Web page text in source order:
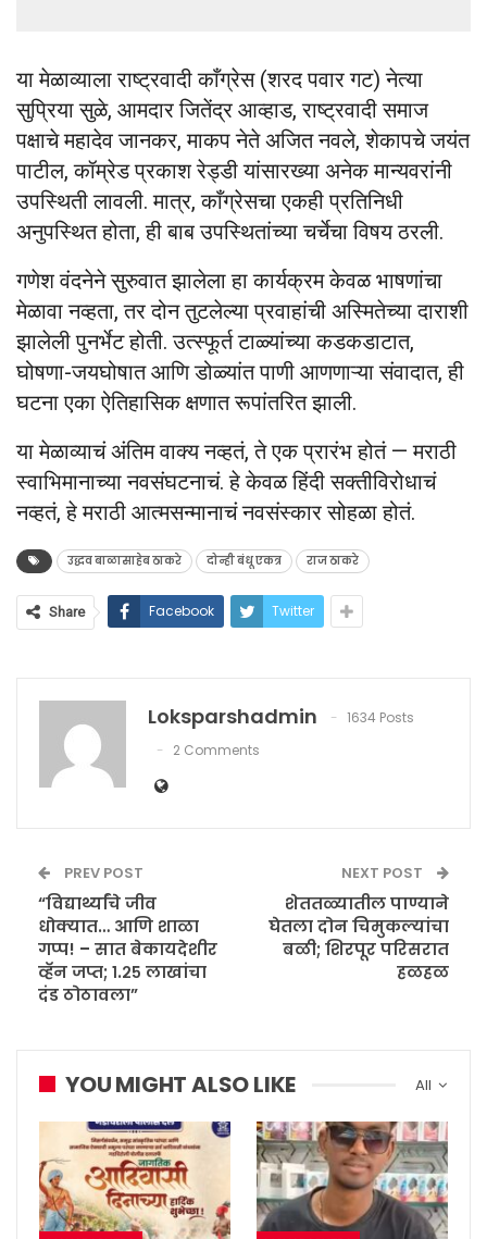
या मेळाव्याला राष्ट्रवादी काँग्रेस (शरद पवार गट) नेत्या
सुप्रिया सुळे, आमदार जितेंद्र आव्हाड, राष्ट्रवादी समाज
पक्षाचे महादेव जानकर, माकप नेते अजित नवले, शेकापचे जयंत
पाटील, कॉम्रेड प्रकाश रेड्डी यांसारख्या अनेक मान्यवरांनी
उपस्थिती लावली. मात्र, काँग्रेसचा एकही प्रतिनिधी
अनुपस्थित होता, ही बाब उपस्थितांच्या चर्चेचा विषय ठरली.
गणेश वंदनेने सुरुवात झालेला हा कार्यक्रम केवळ भाषणांचा
मेळावा नव्हता, तर दोन तुटलेल्या प्रवाहांची अस्मितेच्या दाराशी
झालेली पुनर्भेट होती. उत्स्फूर्त टाळ्यांच्या कडकडाटात,
घोषणा-जयघोषात आणि डोळ्यांत पाणी आणणाऱ्या संवादात, ही
घटना एका ऐतिहासिक क्षणात रूपांतरित झाली.
या मेळाव्याचं अंतिम वाक्य नव्हतं, ते एक प्रारंभ होतं — मराठी
स्वाभिमानाच्या नवसंघटनाचं. हे केवळ हिंदी सक्तीविरोधाचं
नव्हतं, हे मराठी आत्मसन्मानाचं नवसंस्कार सोहळा होतं.
उद्धव बाळासाहेब ठाकरे दोन्ही बंधू एकत्र राज ठाकरे
Share Facebook Twitter
Loksparshadmin
1634 Posts
2 Comments
PREV POST
“विद्यार्थ्यांचे जीव
धोक्यात… आणि शाळा
गप्प! – सात बेकायदेशीर
व्हॅन जप्त; १.२५ लाखांचा
दंड ठोठावला”
NEXT POST
शेततळ्यातील पाण्याने
घेतला दोन चिमुकल्यांचा
बळी; शिरपूर परिसरात
हळहळ
All
YOU MIGHT ALSO LIKE